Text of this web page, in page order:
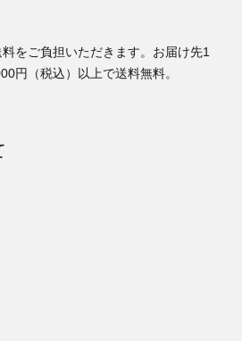
をご負担いただきます。お届け先1
円（税込）以上で送料無料。